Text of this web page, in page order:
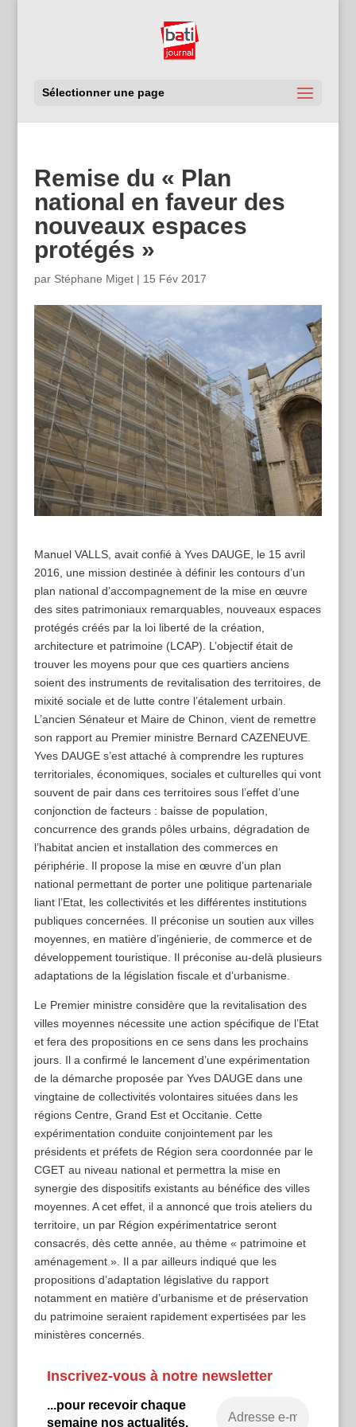
Sélectionner une page
Remise du « Plan
national en faveur des
nouveaux espaces
protégés »
par Stéphane Miget| 15 Fév 2017
Manuel VALLS, avait confié à Yves DAUGE, le 15 avril
2016, une mission destinée à définir les contours d’un
plan national d’accompagnement de la mise en œuvre
des sites patrimoniaux remarquables, nouveaux espaces
protégés créés par la loi liberté de la création,
architecture et patrimoine (LCAP). L’objectif était de
trouver les moyens pour que ces quartiers anciens
soient des instruments de revitalisation des territoires, de
mixité sociale et de lutte contre l’étalement urbain.
L’ancien Sénateur et Maire de Chinon, vient de remettre
son rapport au Premier ministre Bernard CAZENEUVE.
Yves DAUGE s’est attaché à comprendre les ruptures
territoriales, économiques, sociales et culturelles qui vont
souvent de pair dans ces territoires sous l’effet d’une
conjonction de facteurs : baisse de population,
concurrence des grands pôles urbains, dégradation de
l’habitat ancien et installation des commerces en
périphérie. Il propose la mise en œuvre d’un plan
national permettant de porter une politique partenariale
liant l’Etat, les collectivités et les différentes institutions
publiques concernées. Il préconise un soutien aux villes
moyennes, en matière d’ingénierie, de commerce et de
développement touristique. Il préconise au-delà plusieurs
adaptations de la législation fiscale et d’urbanisme.
Le Premier ministre considère que la revitalisation des
villes moyennes nécessite une action spécifique de l’Etat
et fera des propositions en ce sens dans les prochains
jours. Il a confirmé le lancement d’une expérimentation
de la démarche proposée par Yves DAUGE dans une
vingtaine de collectivités volontaires situées dans les
régions Centre, Grand Est et Occitanie. Cette
expérimentation conduite conjointement par les
présidents et préfets de Région sera coordonnée par le
CGET au niveau national et permettra la mise en
synergie des dispositifs existants au bénéfice des villes
moyennes. A cet effet, il a annoncé que trois ateliers du
territoire, un par Région expérimentatrice seront
consacrés, dès cette année, au thème « patrimoine et
aménagement ». Il a par ailleurs indiqué que les
propositions d’adaptation législative du rapport
notamment en matière d’urbanisme et de préservation
du patrimoine seraient rapidement expertisées par les
ministères concernés.
Inscrivez-vous à notre newsletter
...pour recevoir chaque
semaine nos actualités.